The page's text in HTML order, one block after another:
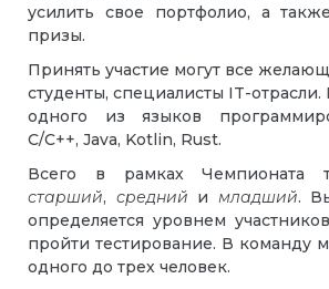
усилить свое портфолио, а
призы.
Принять участие могут все
студенты, специалисты IT-отрасли.
одного из языков
C/C++, Java, Kotlin, Rust.
Всего в рамках Чемпионата
старший, средний и младший.
определяется уровнем
пройти тестирование. В команду
одного до трех человек.